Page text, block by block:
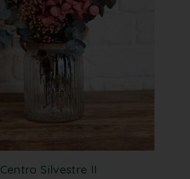
Centro Silvestre II